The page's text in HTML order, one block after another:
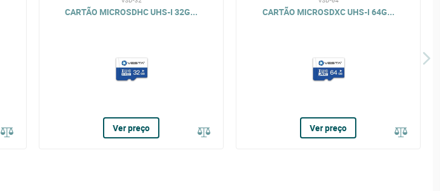
CARTÃO MICROSDHC UHS-I 32G...
Ver preço
CARTÃO MICROSDXC UHS-I 64G...
Ver preço